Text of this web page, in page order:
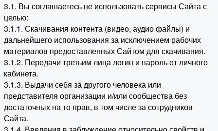
3.1. Вы соглашаетесь не использовать сервисы Сайта с
целью:
3.1.1. Скачивания контента (видео, аудио файлы) и
дальнейшего использования за исключением рабочих
материалов предоставленных Сайтом для скачивания.
3.1.2. Передачи третьим лица логин и пароль от личного
кабинета.
3.1.3. Выдачи себя за другого человека или
представителя организации и/или сообщества без
достаточных на то прав, в том числе за сотрудников
Сайта.